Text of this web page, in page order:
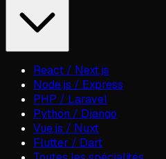
React / Next.js
Node.js / Express
PHP / Laravel
Python / Django
Vue.js / Nuxt
Flutter / Dart